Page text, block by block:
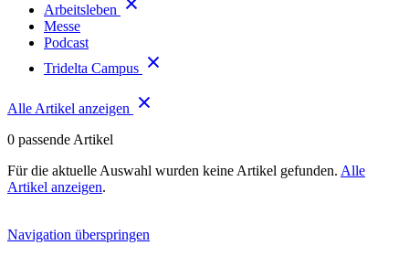
Arbeitsleben
Messe
Podcast
Tridelta Campus
Alle Artikel anzeigen
0 passende Artikel
Für die aktuelle Auswahl wurden keine Artikel gefunden. Alle
Artikel anzeigen.
Navigation überspringen